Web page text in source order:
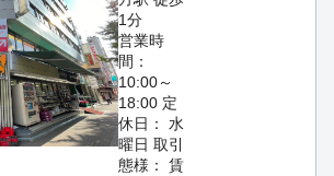
1分
営業時
間：
10:00～
18:00 定
休日： 水
曜日 取引
態様： 賃